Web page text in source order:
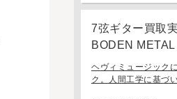
7弦ギター買取
BODEN
東京都江戸川区
ヘヴィミュージック
ク。人間工学に基づ